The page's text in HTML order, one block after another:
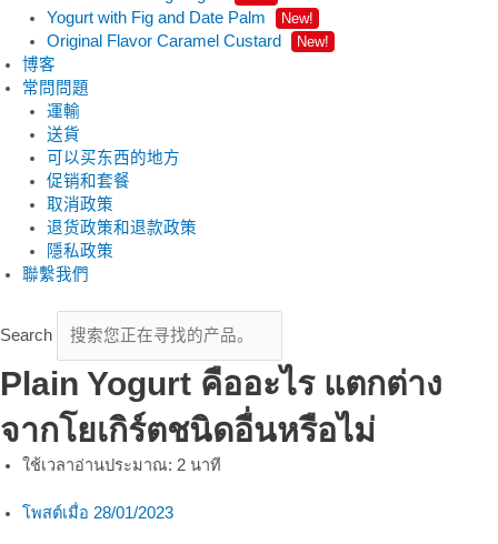
Yogurt with Fig and Date Palm New!
Original Flavor Caramel Custard New!
博客
常問問題
運輸
送貨
可以买东西的地方
促销和套餐
取消政策
退货政策和退款政策
隱私政策
聯繫我們
Search
Plain Yogurt คืออะไร แตกต่าง
จากโยเกิร์ตชนิดอื่นหรือไม่
ใช้เวลาอ่านประมาณ: 2 นาที
โพสต์เมื่อ 28/01/2023